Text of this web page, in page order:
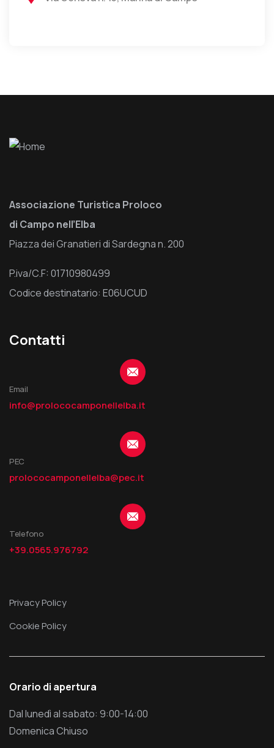
Associazione Turistica Proloco
di Campo nell’Elba
Piazza dei Granatieri di Sardegna n. 200
P.iva/C.F: 01710980499
Codice destinatario: E06UCUD
Contatti
Email
info@prolococamponellelba.it
PEC
prolococamponellelba@pec.it
Telefono
+39.0565.976792
Privacy Policy
Cookie Policy
Orario di apertura
Dal lunedì al sabato: 9:00-14:00
Domenica Chiuso